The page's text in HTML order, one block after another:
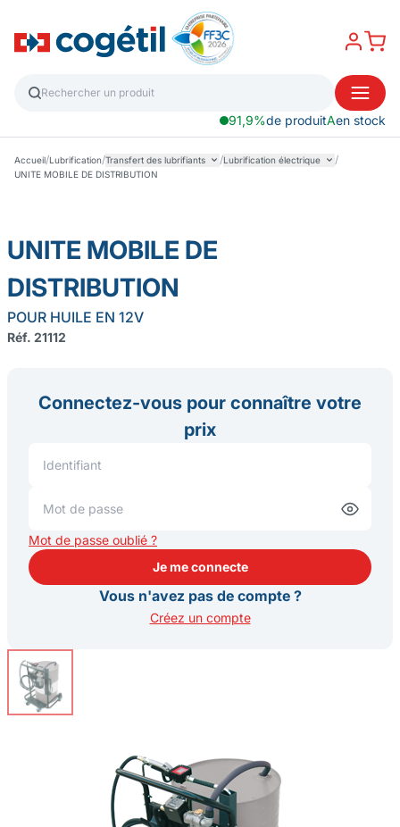
91,9%de produitAen stock
Accueil/Lubrification/Transfert des lubrifiants /Lubrification électrique /
UNITE MOBILE DE DISTRIBUTION
UNITE MOBILE DE
DISTRIBUTION
POUR HUILE EN 12V
Réf. 21112
Connectez-vous pour connaître votre
prix
Mot de passe oublié ?
Je me connecte
Je me connecte
Vous n'avez pas de compte ?
Créez un compte